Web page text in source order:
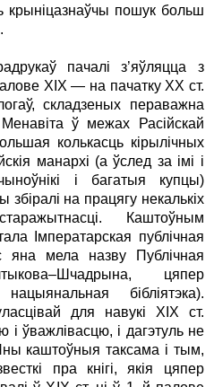
крыніцазнаўчы пошук больш
пачалі з’яўляцца з
XIX — на пачатку XX ст.
складзеных пераважна
Менавіта ў межах Расійскай
колькасць кірылічных
манархі (а ўслед за імі і
і багатыя купцы)
на працягу некалькіх
Каштоўным
Імператарская публічная
яна мела назву Публічная
цяпер
бібліятэка).
для навукі XIX ст.
і ўважлівасцю, і дагэтуль не
каштоўныя таксама і тым,
пра кнігі, якія цяпер